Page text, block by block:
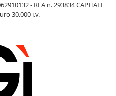
- REA n. 293834 CAPITALE
30.000 i.v.